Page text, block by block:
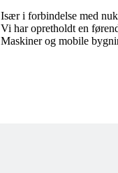
Især i forbindelse med
Vi har opretholdt en
Maskiner og mobile